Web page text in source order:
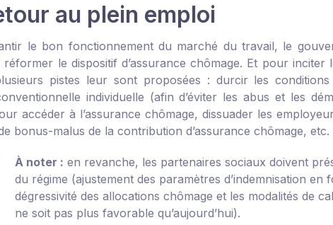
au plein emploi
le bon fonctionnement du marché du travail, le
réformer le dispositif d’assurance chômage. Et pour
pistes leur sont proposées : durcir les
individuelle (afin d’éviter les abus et les
accéder à l’assurance chômage, dissuader les
bonus-malus de la contribution d’assurance chômage, etc.
À noter : en revanche, les partenaires sociaux doivent
du régime (ajustement des paramètres d’indemnisation
dégressivité des allocations chômage et les modalités de
ne soit pas plus favorable qu’aujourd’hui).